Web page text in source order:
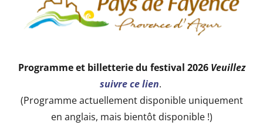
Programme et billetterie du festival 2026 Veuillez
suivre ce lien.
(Programme actuellement disponible uniquement
en anglais, mais bientôt disponible !)